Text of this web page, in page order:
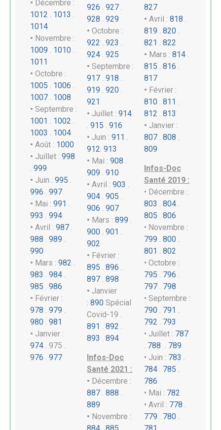
• Décembre :
1012
1013
1014
• Novembre :
1009
1010
1011
• Octobre :
1005
1006
1007
1008
• Septembre :
1001
1002
1003
1004
• Août : 1000
• Juillet : 998
999
• Juin : 995
996
997
• Mai : 991
993
994
• Avril : 987
988
989
990
• Mars : 982
983
984
985
986
• Février :
978
979
980 981
• Janvier :
974 . 975 .
976
977
926 .927 .
928 .929
• Octobre :
922 .923 .
924 .925
• Septembre :
917 .918 .
919 .920 .
921
• Juillet :914
.915 .916
• Juin :911 .
912.913
• Mai :908 .
909 .910
•Avril :903 .
904 .905 .
906 .907
• Mars :899 .
900 .901 .
902
• Février :
895 .896 .
897 .898
• Janvier
:890 Spécial
Covid-19 .
891 .892 .
893 .894
Infos-Doc
Santé 2021 :
• Décembre :
887 .888
889
• Novembre :
884 .885
827
• Avril : 818 .
819 . 820.
821 . 822
• Mars : 814.
815 . 816 .
817
• Février :
810. 811 .
812 . 813
• Janvier :
807. 808 .
809
Infos-Doc
Santé 2019 :
• Décembre :
803
804.
805
806
• Novembre :
799 800.
801
802
• Octobre :
795
796
797. 798
• Septembre :
790. 791
792
793
• Juillet : 787
788
789
• Juin : 783
784. 785
786
• Mai : 782
• Avril : 778
779
780.
781